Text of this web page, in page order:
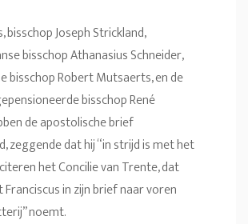
bisschop Joseph Strickland,
bisschop Athanasius Schneider,
bisschop Robert Mutsaerts, en de
bisschop René
de apostolische brief
zeggende dat hij “in strijd is met het
het Concilie van Trente, dat
in zijn brief naar voren
noemt.